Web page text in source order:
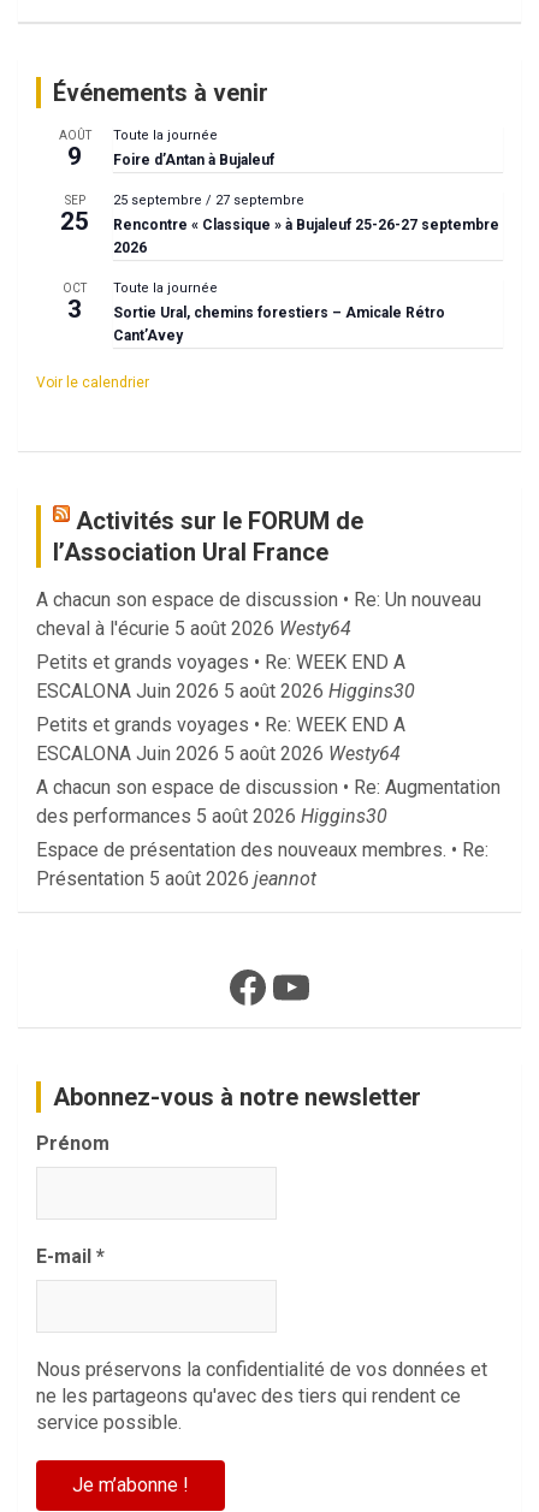
l’article
Événements à venir
AOÛT
9
Toute la journée
Foire d’Antan à Bujaleuf
SEP
25
25 septembre / 27 septembre
Rencontre « Classique » à Bujaleuf 25-26-27 septembre
2026
OCT
3
Toute la journée
Sortie Ural, chemins forestiers – Amicale Rétro
Cant’Avey
Voir le calendrier
Activités sur le FORUM de
l’Association Ural France
A chacun son espace de discussion • Re: Un nouveau
cheval à l'écurie 5 août 2026 Westy64
Petits et grands voyages • Re: WEEK END A
ESCALONA Juin 2026 5 août 2026 Higgins30
Petits et grands voyages • Re: WEEK END A
ESCALONA Juin 2026 5 août 2026 Westy64
A chacun son espace de discussion • Re: Augmentation
des performances 5 août 2026 Higgins30
Espace de présentation des nouveaux membres. • Re:
Présentation 5 août 2026 jeannot
Facebook
YouTube
Abonnez-vous à notre newsletter
Prénom
E-mail *
Nous préservons la confidentialité de vos données et
ne les partageons qu'avec des tiers qui rendent ce
service possible.